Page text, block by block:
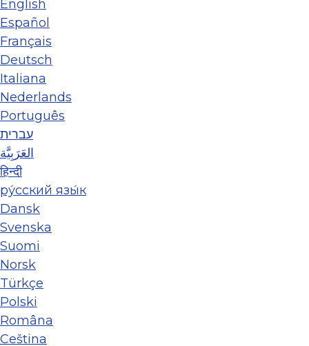
English
Español
Français
Deutsch
Italiana
Nederlands
Português
עברית
العَرَبِيَّة
हिन्दी
ру́сский язы́к
Dansk
Svenska
Suomi
Norsk
Türkçe
Polski
Româna
Ceština